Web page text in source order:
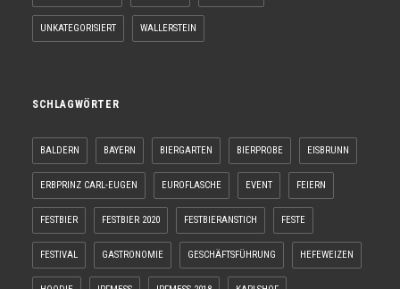
UNKATEGORISIERT WALLERSTEIN
SCHLAGWÖRTER
BALDERN BAYERN BIERGARTEN BIERPROBE EISBRUNN
ERBPRINZ CARL-EUGEN EUROFLASCHE EVENT FEIERN
FESTBIER FESTBIER 2020 FESTBIERANSTICH FESTE
FESTIVAL GASTRONOMIE GESCHÄFTSFÜHRUNG HEFEWEIZEN